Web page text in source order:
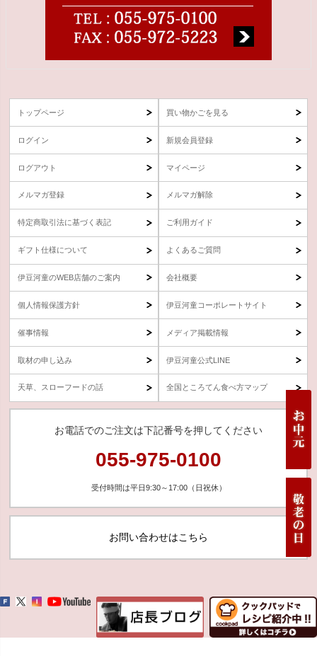
トップページ 買い物かごを見る
ログイン 新規会員登録
ログアウト マイページ
メルマガ登録 メルマガ解除
特定商取引法に基づく表記 ご利用ガイド
ギフト仕様について よくあるご質問
伊豆河童のWEB店舗のご案内 会社概要
個人情報保護方針 伊豆河童コーポレートサイト
催事情報 メディア掲載情報
取材の申し込み 伊豆河童公式LINE
天草、スローフードの話 全国ところてん食べ方マップ
お電話でのご注文は下記番号を押してください
055-975-0100
受付時間は平日9:30～17:00（日祝休）
お問い合わせはこちら